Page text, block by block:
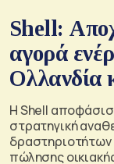
Shell:
αγορά
Ολλανδία
Η Shell
στρατηγική
δραστηριοτήτων
πώλησης